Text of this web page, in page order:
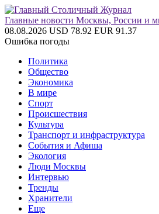
Главные новости Москвы, России и
08.08.2026 USD 78.92 EUR 91.37
Ошибка погоды
Политика
Общество
Экономика
В мире
Спорт
Происшествия
Культура
Транспорт и инфраструктура
События и Афиша
Экология
Люди Москвы
Интервью
Тренды
Хранители
Еще